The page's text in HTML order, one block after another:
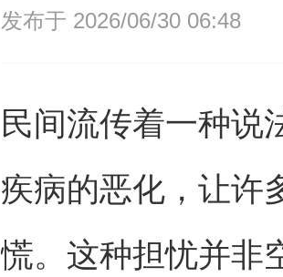
发布于 2026/06/30 06:48
民间流传着一种说
疾病的恶化，让许
慌。这种担忧并非